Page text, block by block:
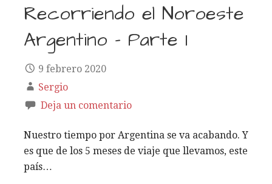
Recorriendo el Noroeste
Argentino – Parte 1
9 febrero 2020
Sergio
Deja un comentario
Nuestro tiempo por Argentina se va acabando. Y
es que de los 5 meses de viaje que llevamos, este
país…